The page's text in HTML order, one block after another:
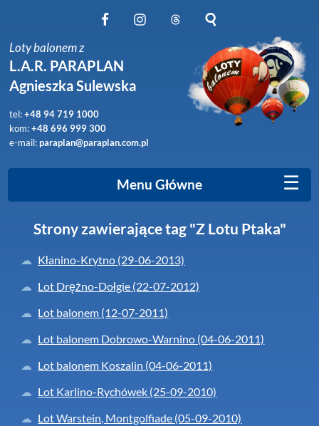
Obserwuj nas na Instagram
Obserwuj nas na Threads
Szukaj na stronie
Loty balonem z
L.A.R. PARAPLAN
Agnieszka Sulewska
tel:+48 94 719 1000
kom:+48 696 999 300
e-mail:paraplan@paraplan.com.pl
Menu Główne ☰
Strony zawierające tag "Z Lotu Ptaka"
Kłanino-Krytno (29-06-2013)
Lot Drężno-Dołgie (22-07-2012)
Lot balonem (12-07-2011)
Lot balonem Dobrowo-Warnino (04-06-2011)
Lot balonem Koszalin (04-06-2011)
Lot Karlino-Rychówek (25-09-2010)
Lot Warstein, Montgolfiade (05-09-2010)